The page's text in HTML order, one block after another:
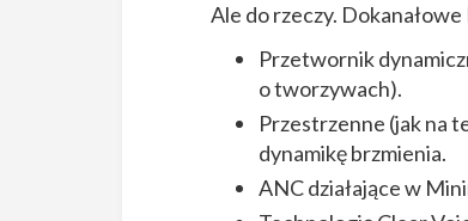
Ale do rzeczy.
Przetwornik
o tworzywach).
Przestrzenne (jak na
dynamikę brzmienia.
ANC działające w